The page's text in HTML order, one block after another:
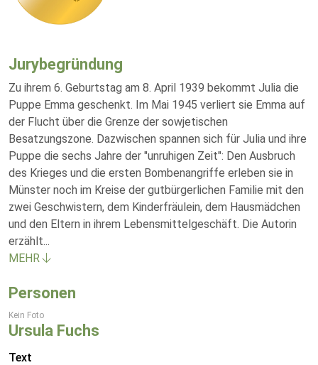
Jurybegründung
Zu ihrem 6. Geburtstag am 8. April 1939 bekommt Julia die
Puppe Emma geschenkt. Im Mai 1945 verliert sie Emma auf
der Flucht über die Grenze der sowjetischen
Besatzungszone. Dazwischen spannen sich für Julia und ihre
Puppe die sechs Jahre der "unruhigen Zeit": Den Ausbruch
des Krieges und die ersten Bombenangriffe erleben sie in
Münster noch im Kreise der gutbürgerlichen Familie mit den
zwei Geschwistern, dem Kinderfräulein, dem Hausmädchen
und den Eltern in ihrem Lebensmittelgeschäft. Die Autorin
erzählt...
MEHR
Personen
Kein Foto
Ursula Fuchs
Text